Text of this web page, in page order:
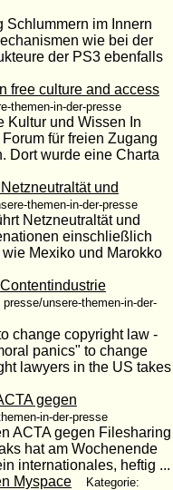
Schlummern im Innern
wie bei der
der PS3 ebenfalls
free culture and access
themen-in-der-presse
Kultur und Wissen In
für freien Zugang
Dort wurde eine Charta
und
themen-in-der-presse
Netzneutraltät und
einschließlich
Mexiko und Marokko
presse/unsere-themen-in-der-
change copyright law -
panics" to change
lawyers in the US takes
gegen
in-der-presse
ACTA gegen Filesharing
hat am Wochenende
internationales, heftig ...
Myspace
Kategorie: